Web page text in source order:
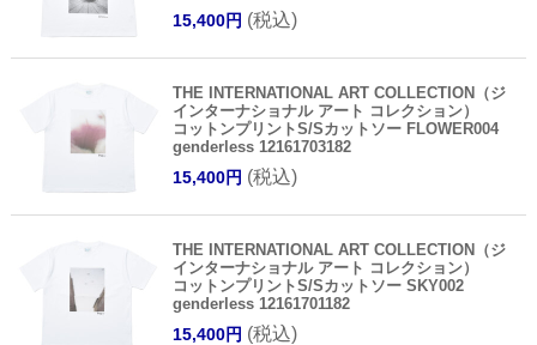
15,400円 (税込)
THE INTERNATIONAL ART COLLECTION（ジ
インターナショナル アート コレクション）
コットンプリントS/Sカットソー FLOWER004
genderless 12161703182
15,400円 (税込)
THE INTERNATIONAL ART COLLECTION（ジ
インターナショナル アート コレクション）
コットンプリントS/Sカットソー SKY002
genderless 12161701182
15,400円 (税込)